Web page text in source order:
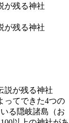
が残る神社
が残る神社
ってできた4つの
る隠岐諸島（お